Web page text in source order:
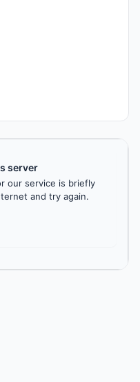
server
our service is briefly
and try again.